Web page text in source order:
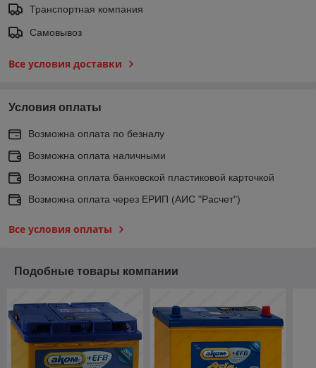
Транспортная компания
Самовывоз
Все условия доставки
Условия оплаты
Возможна оплата по безналу
Возможна оплата наличными
Возможна оплата банковской пластиковой карточкой
Возможна оплата через ЕРИП (АИС "Расчет")
Все условия оплаты
Подобные товары компании